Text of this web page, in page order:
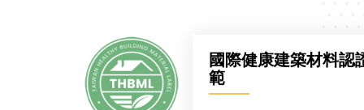
國際健康建築材料
範